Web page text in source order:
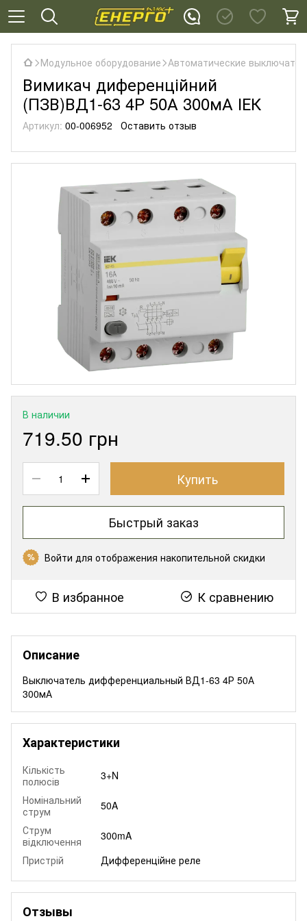
Модульное оборудование Автоматические
Вимикач диференційний
(ПЗВ)ВД1-63 4Р 50А 300мА ІЕК
Артикул: 00-006952 Оставить отзыв
В наличии
719.50 грн
Купить
Быстрый заказ
% Войти для отображения накопительной скидки
В избранное К сравнению
Описание
Выключатель дифференциальный ВД1-63 4Р 50А
300мА
Характеристики
Кількість
полюсів
3+N
Номінальний
струм
50A
Струм
відключення
300mA
Пристрій
Дифференційне реле
Отзывы